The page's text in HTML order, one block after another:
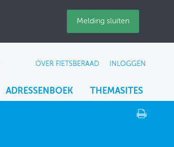
Melding sluiten
OVER FIETSBERAAD INLOGGEN
ADRESSENBOEK THEMASITES